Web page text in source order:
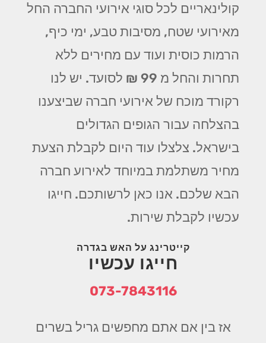
קולינאריים לכל סוגי אירועי החברה החל
מאירועי שטח, מסיבות טבע, ימי כיף,
הרמות כוסית ועוד עם מחירים ללא
תחרות והחל מ 99 ₪ לסועד. יש לנו
רקורד מוכח של אירועי חברה שביצענו
בהצלחה עבור הגופים הגדולים
בישראל. צלצלו עוד היום לקבלת הצעת
מחיר משתלמת במיוחד לאירוע חברה
הבא שלכם. אנו כאן לרשותכם. חייגו
עכשיו לקבלת שירות.
קייטרינג על האש בגדרה
חייגו עכשיו
073-7843116
אז בין אם אתם מחפשים גריל בשרים